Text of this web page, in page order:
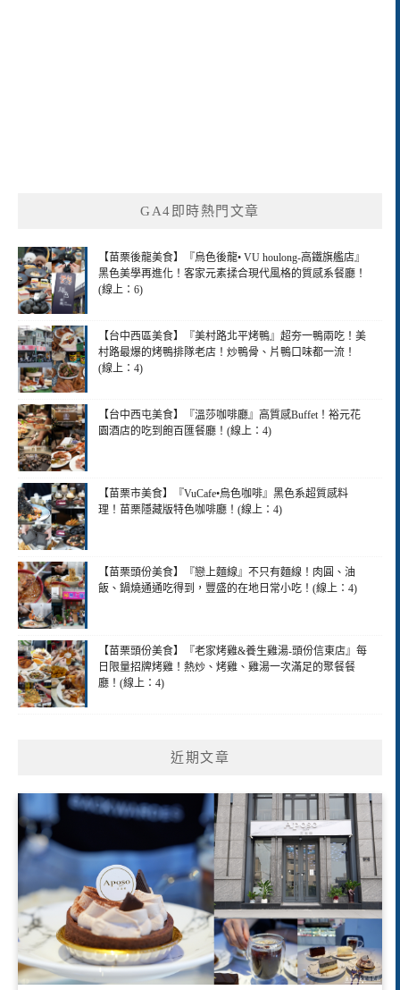
GA4即時熱門文章
【苗栗後龍美食】『烏色後龍• VU houlong-高鐵旗艦店』
黑色美學再進化！客家元素揉合現代風格的質感系餐廳！
(線上：6)
【台中西區美食】『美村路北平烤鴨』超夯一鴨兩吃！美
村路最爆的烤鴨排隊老店！炒鴨骨、片鴨口味都一流！
(線上：4)
【台中西屯美食】『溫莎咖啡廳』高質感Buffet！裕元花
園酒店的吃到飽百匯餐廳！(線上：4)
【苗栗市美食】『VuCafe•烏色咖啡』黑色系超質感料
理！苗栗隱藏版特色咖啡廳！(線上：4)
【苗栗頭份美食】『戀上麵線』不只有麵線！肉圓、油
飯、鍋燒通通吃得到，豐盛的在地日常小吃！(線上：4)
【苗栗頭份美食】『老家烤雞&養生雞湯-頭份信東店』每
日限量招牌烤雞！熱炒、烤雞、雞湯一次滿足的聚餐餐
廳！(線上：4)
近期文章